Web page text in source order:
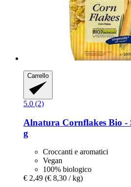
Carrello
5.0 (2)
Alnatura Cornflakes Bio -​
g
Croccanti e aromatici
Vegan
100% biologico
€ 2,49 (€ 8,30 / kg)